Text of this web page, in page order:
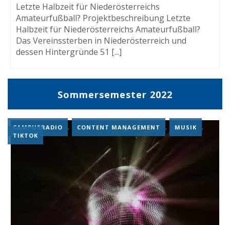
Letzte Halbzeit für Niederösterreichs
Amateurfußball? Projektbeschreibung Letzte
Halbzeit für Niederösterreichs Amateurfußball?
Das Vereinssterben in Niederösterreich und
dessen Hintergründe 51 [...]
Sommersemester 2022
CAMPUSRADIO , CONTENT MANAGEMENT , MUSIK
,
TIKTOK